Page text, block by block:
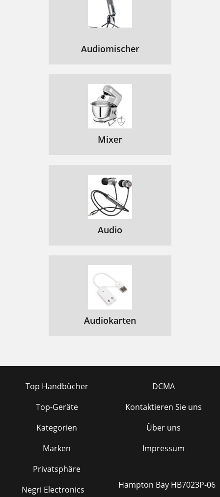
Audiomischer
Mixer
Audio
Audiokarten
Top Handbücher
Top-Geräte
Kategorien
Marken
Privatsphäre
DCMA
Kontaktieren Sie uns
Über uns
Impressum
Negri Electronics
Hampton Bay HB7023P-06